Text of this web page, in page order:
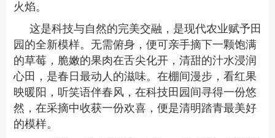
火焰。
这是科技与自然的完美交融，是现代农业赋予田
园的全新模样。无需俯身，便可亲手摘下一颗饱满
的草莓，脆嫩的果肉在舌尖化开，清甜的汁水浸润
心田，是春日最动人的滋味。在棚间漫步，看红果
映暖阳，听笑语伴春风，在科技田园间寻得一份悠
然，在采摘中收获一份欢喜，便是清明踏青最美好
的模样。